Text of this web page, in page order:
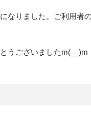
なりました。ご利用者
うございましたm(__)m